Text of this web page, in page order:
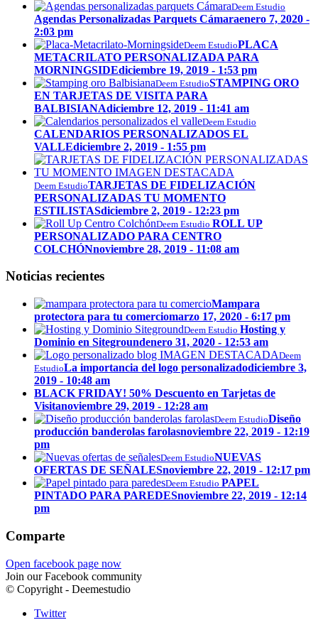
Deem Estudio
Agendas Personalizadas Parquets Cámaraenero 7, 2020 -
2:03 pm
Deem EstudioPLACA
METACRILATO PERSONALIZADA PARA
MORNINGSIDEdiciembre 19, 2019 - 1:53 pm
Deem EstudioSTAMPING ORO
EN TARJETAS DE VISITA PARA
BALBISIANAdiciembre 12, 2019 - 11:41 am
Deem Estudio
CALENDARIOS PERSONALIZADOS EL
VALLEdiciembre 2, 2019 - 1:55 pm
Deem EstudioTARJETAS DE FIDELIZACIÓN
PERSONALIZADAS TU MOMENTO
ESTILISTASdiciembre 2, 2019 - 12:23 pm
Deem Estudio ROLL UP
PERSONALIZADO PARA CENTRO
COLCHÓNnoviembre 28, 2019 - 11:08 am
Noticias recientes
Mampara
protectora para tu comerciomarzo 17, 2020 - 6:17 pm
Deem Estudio Hosting y
Dominio en Sitegroundenero 31, 2020 - 12:53 am
Deem
EstudioLa importancia del logo personalizadodiciembre 3,
2019 - 10:48 am
BLACK FRIDAY! 50% Descuento en Tarjetas de
Visitanoviembre 29, 2019 - 12:28 am
Deem EstudioDiseño
producción banderolas farolasnoviembre 22, 2019 - 12:19
pm
Deem EstudioNUEVAS
OFERTAS DE SEÑALESnoviembre 22, 2019 - 12:17 pm
Deem Estudio PAPEL
PINTADO PARA PAREDESnoviembre 22, 2019 - 12:14
pm
Comparte
Open facebook page now
Join our Facebook community
© Copyright - Deemestudio
Twitter